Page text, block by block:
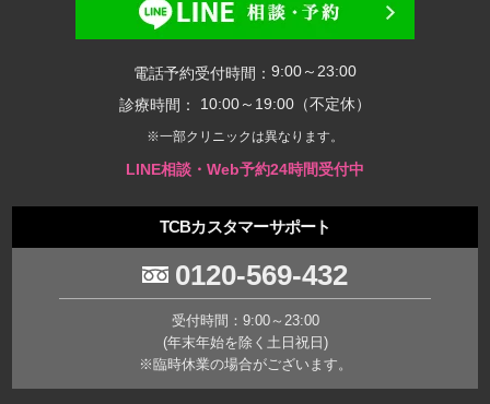
電話予約受付時間： 9:00～23:00
診療時間：
10:00～19:00（不定休）
※一部クリニックは異なります。
LINE相談・Web予約24時間受付中
TCBカスタマーサポート
0120-569-432
受付時間：9:00～23:00
(年末年始を除く土日祝日)
※臨時休業の場合がございます。